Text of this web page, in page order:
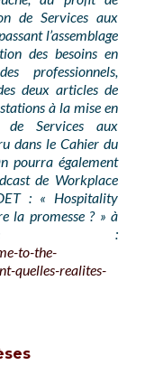
de Services aux
l’assemblage
des besoins en
professionnels,
deux articles de
à la mise en
de Services aux
dans le Cahier du
pourra également
de Workplace
: « Hospitality
la promesse ? » à
:
to-the-
quelles-realites-